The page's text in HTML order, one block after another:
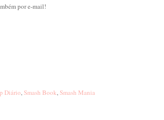
por e-mail!
Diário,Smash Book,Smash Mania